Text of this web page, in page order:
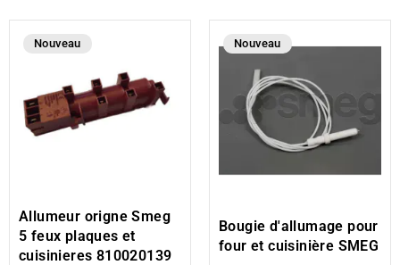
Nouveau
Allumeur origne Smeg
5 feux plaques et
cuisinieres 810020139
Nouveau
Bougie d'allumage pour
four et cuisinière SMEG